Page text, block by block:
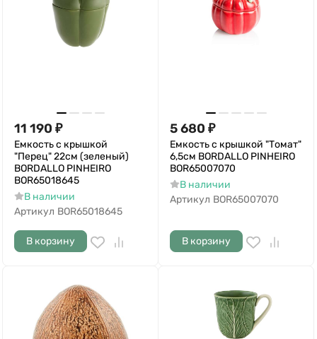
11 190 ₽
Емкость с крышкой
"Перец" 22см (зеленый)
BORDALLO PINHEIRO
BOR65018645
В наличии
Артикул BOR65018645
В корзину
5 680 ₽
Емкость с крышкой "Томат"
6,5см BORDALLO PINHEIRO
BOR65007070
В наличии
Артикул BOR65007070
В корзину